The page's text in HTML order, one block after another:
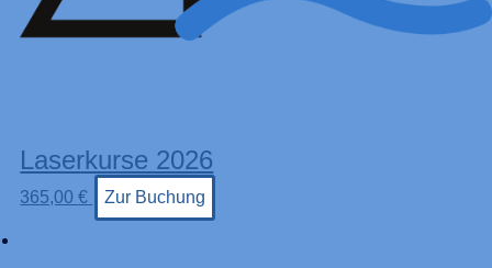
Laserkurse 2026
365,00€ Zur Buchung